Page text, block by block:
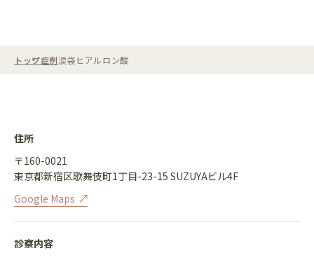
トップ症例涙袋ヒアルロン酸
住所
〒160-0021
東京都新宿区歌舞伎町1丁目-23-15 SUZUYAビル4F
Google Maps
診察内容